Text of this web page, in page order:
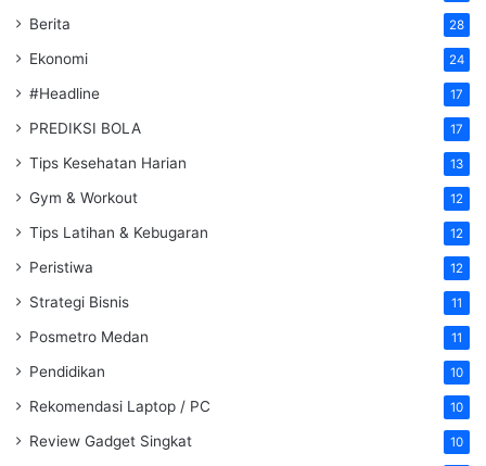
Berita 28
Ekonomi 24
#Headline 17
PREDIKSI BOLA 17
Tips Kesehatan Harian 13
Gym & Workout 12
Tips Latihan & Kebugaran 12
Peristiwa 12
Strategi Bisnis 11
Posmetro Medan 11
Pendidikan 10
Rekomendasi Laptop / PC 10
Review Gadget Singkat 10